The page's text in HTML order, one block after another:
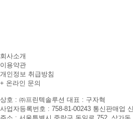
회사소개
이용약관
개인정보 취급방침
+ 온라인 문의
상호 : ㈜프린텍솔루션 대표 : 구자혁
사업자등록번호 : 758-81-00243 통신판매업